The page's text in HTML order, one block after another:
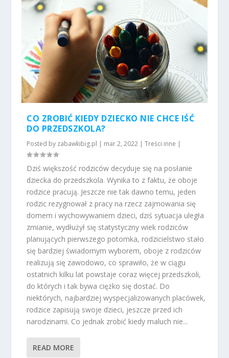
CO ZROBIĆ KIEDY DZIECKO NIE CHCE IŚĆ
DO PRZEDSZKOLA?
Posted by zabawkibig.pl | mar 2, 2022 |Treści inne |
Dziś większość rodziców decyduje się na posłanie
dziecka do przedszkola. Wynika to z faktu, że oboje
rodzice pracują. Jeszcze nie tak dawno temu, jeden
rodzic rezygnował z pracy na rzecz zajmowania się
domem i wychowywaniem dzieci, dziś sytuacja uległa
zmianie, wydłużył się statystyczny wiek rodziców
planujących pierwszego potomka, rodzicielstwo stało
się bardziej świadomym wyborem, oboje z rodziców
realizują się zawodowo, co sprawiło, że w ciągu
ostatnich kilku lat powstaje coraz więcej przedszkoli,
do których i tak bywa ciężko się dostać. Do
niektórych, najbardziej wyspecjalizowanych placówek,
rodzice zapisują swoje dzieci, jeszcze przed ich
narodzinami. Co jednak zrobić kiedy maluch nie...
READ MORE